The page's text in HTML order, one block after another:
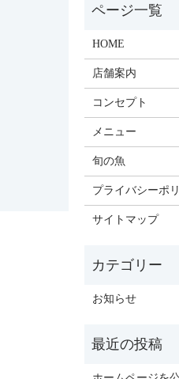
HOME
店舗案内
コンセプト
メニュー
旬の魚
プライバシーポ
サイトマップ
お知らせ